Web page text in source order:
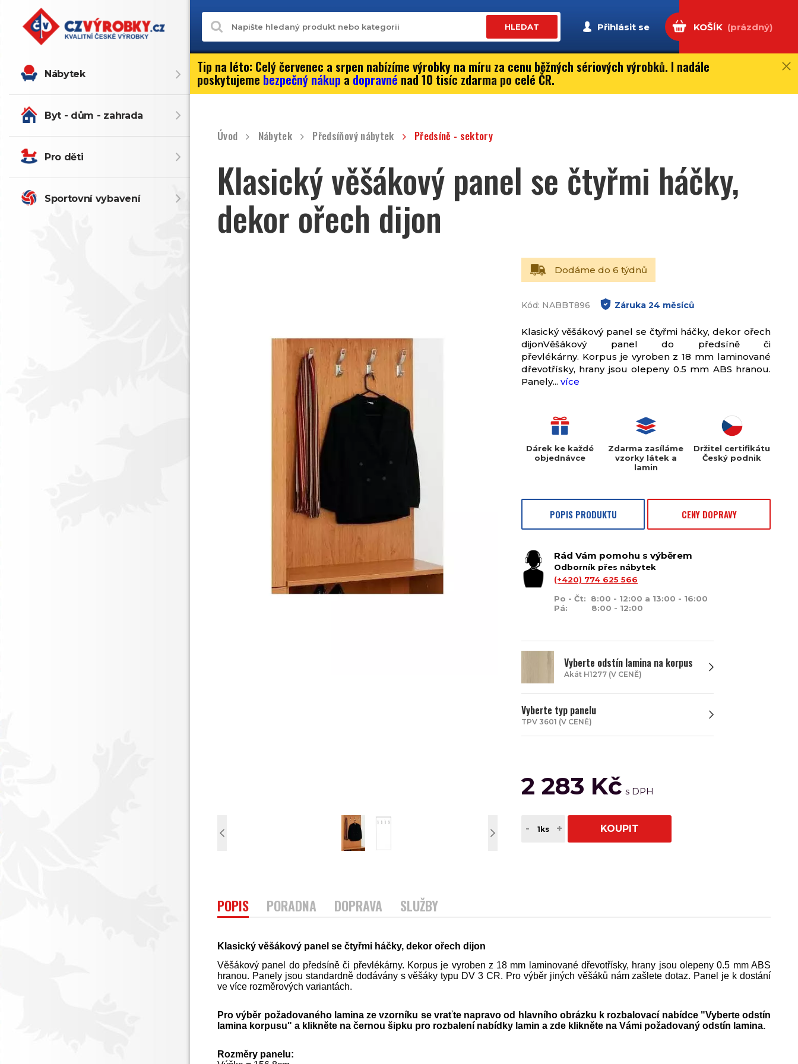
HLEDAT Přihlásit se KOŠÍK (prázdný)
Nábytek
Byt - dům - zahrada
Pro děti
Sportovní vybavení
Tip na léto: Celý červenec a srpen nabízíme výrobky na míru za cenu běžných sériových výrobků. I nadále
poskytujeme bezpečný nákup a dopravné nad 10 tisíc zdarma po celé ČR.
Úvod Nábytek Předsíňový nábytek Předsíně - sektory
Klasický věšákový panel se čtyřmi háčky,
dekor ořech dijon
Dodáme do 6 týdnů
Kód: NABBT896 Záruka 24 měsíců
Klasický věšákový panel se čtyřmi háčky, dekor ořech
dijonVěšákový panel do předsíně či
převlékárny. Korpus je vyroben z 18 mm laminované
dřevotřísky, hrany jsou olepeny 0.5 mm ABS hranou.
Panely... více
Dárek ke každé
objednávce
Zdarma zasíláme
vzorky látek a
lamin
Držitel certifikátu
Český podnik
POPIS PRODUKTU CENY DOPRAVY
Rád Vám pomohu s výběrem
Odborník přes nábytek
(+420) 774 625 566
Po - Čt: 8:00 - 12:00 a 13:00 - 16:00
Pá: 8:00 - 12:00
Vyberte odstín lamina na korpus
Akát H1277 (V CENĚ)
Vyberte typ panelu
TPV 3601 (V CENĚ)
2 283 Kč
- + KOUPIT
POPIS PORADNA DOPRAVA SLUŽBY
Klasický věšákový panel se čtyřmi háčky, dekor ořech dijon
Věšákový panel do předsíně či převlékárny. Korpus je vyroben z 18 mm laminované dřevotřísky, hrany jsou olepeny 0.5 mm ABS
hranou. Panely jsou standardně dodávány s věšáky typu DV 3 CR. Pro výběr jiných věšáků nám zašlete dotaz. Panel je k dostání
ve více rozměrových variantách.
Pro výběr požadovaného lamina ze vzorníku se vraťte napravo od hlavního obrázku k rozbalovací nabídce "Vyberte odstín
lamina korpusu" a klikněte na černou šipku pro rozbalení nabídky lamin a zde klikněte na Vámi požadovaný odstín lamina.
Rozměry panelu: